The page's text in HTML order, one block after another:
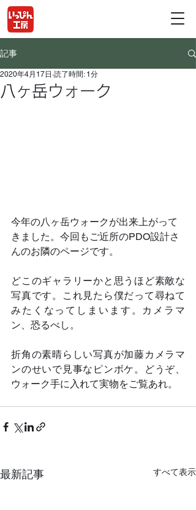
記事
八ヶ岳ウォーク
2020年4月17日 読了時間: 1分
今年の八ヶ岳ウォークが出来上がって
きました。今回もご近所のPDO設計さ
んのお隣のページです。
どこのギャラリーかと思うほど素敵な
写真です。これ見たら僕だって尋ねて
みたくなってしまいます。カメラマ
ン、恐るべし。
折角の素晴らしい写真が加藤カメラマ
ンのせいで見事なピンボケ。どうぞ、
ウォーク手に入れて実物をご覧あれ。
最新記事 すべて表示